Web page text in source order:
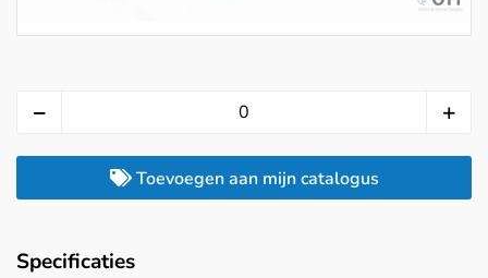
Toevoegen aan mijn catalogus
Specificaties